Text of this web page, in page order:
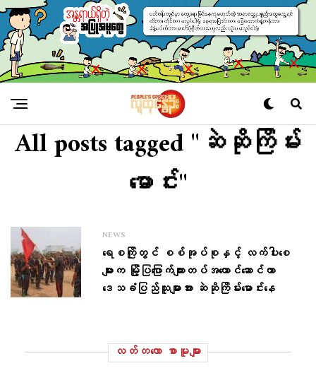
All posts tagged "ဆဲဆိုကြိမ်း​
မောင်း"
NEWS
ရေစကြိုတွင် စစ်အုပ်စုနှင့် လက်ပါး​စေ
များက မြို့ပြ​ပြောက်ကျားတပ်အ​ယောင်​ဆောင်ကာ ​
ဒေသခံပြည်သူများအား ဆဲဆိုကြိမ်း​မောင်း​နေ
လတ်တ‌လော စာမူများ